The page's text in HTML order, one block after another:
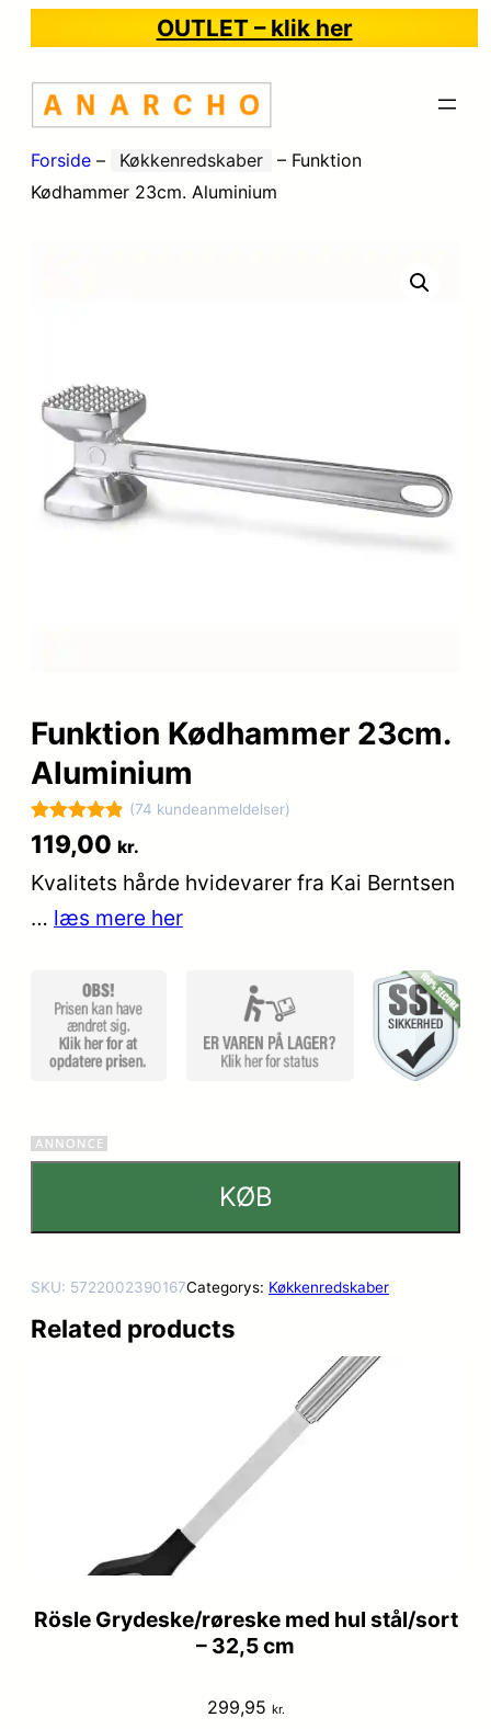
OUTLET – klik her
Forside – Køkkenredskaber – Funktion
Kødhammer 23cm. Aluminium
Funktion Kødhammer 23cm.
Aluminium
Bedømt
som
ud af 5
baseret på
74
(74 kundeanmeldelser)
119,00 kr.
Kvalitets hårde hvidevarer fra Kai Berntsen
… læs mere her
KØB
SKU: 5722002390167Categorys: Køkkenredskaber
Related products
Rösle Grydeske/røreske med hul stål/sort
– 32,5 cm
299,95 kr.